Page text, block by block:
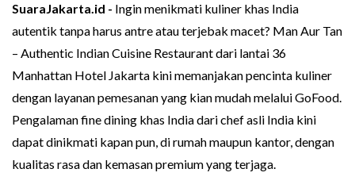
SuaraJakarta.id - Ingin menikmati kuliner khas India
autentik tanpa harus antre atau terjebak macet? Man Aur Tan
– Authentic Indian Cuisine Restaurant dari lantai 36
Manhattan Hotel Jakarta kini memanjakan pencinta kuliner
dengan layanan pemesanan yang kian mudah melalui GoFood.
Pengalaman fine dining khas India dari chef asli India kini
dapat dinikmati kapan pun, di rumah maupun kantor, dengan
kualitas rasa dan kemasan premium yang terjaga.